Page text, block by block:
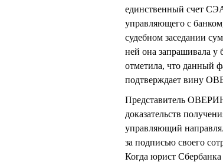
единственный счет
управляющего с
судебном заседании
ней она запрашивала у
отметила, что данный
подтверждает вину
Представитель
доказательств
управляющий
за подписью своего
Когда юрист